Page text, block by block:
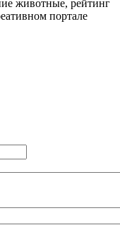
животные, рейтинг
портале